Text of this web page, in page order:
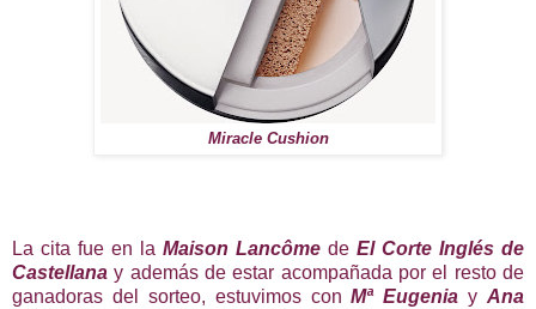
Miracle Cushion
La cita fue en la Maison Lancôme de El Corte Inglés de
Castellana y además de estar acompañada por el resto de
ganadoras del sorteo, estuvimos conMª Eugenia y Ana